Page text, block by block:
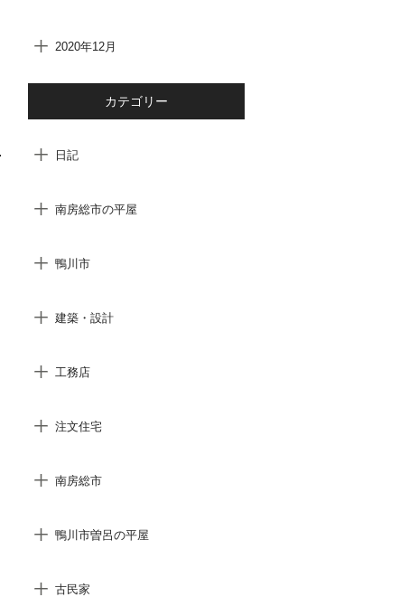
2020年12月
カテゴリー
日記
南房総市の平屋
鴨川市
建築・設計
工務店
注文住宅
南房総市
鴨川市曽呂の平屋
古民家